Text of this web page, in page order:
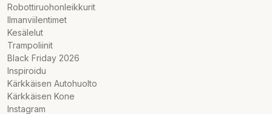
Robottiruohonleikkurit
Ilmanviilentimet
Kesälelut
Trampoliinit
Black Friday 2026
Inspiroidu
Kärkkäisen Autohuolto
Kärkkäisen Kone
Instagram